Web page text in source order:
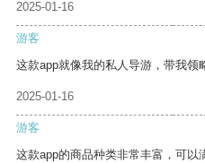
2025-01-16
游客
这款app就像我的私人导游，带我领
2025-01-16
游客
这款app的商品种类非常丰富，可以